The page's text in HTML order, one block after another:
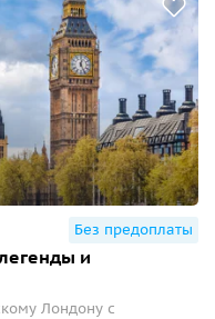
Без предоплаты
и
Лондону с